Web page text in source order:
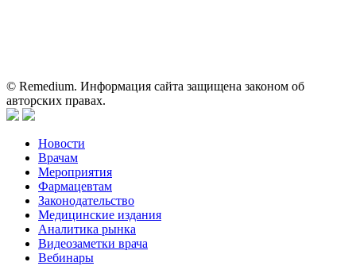
© Remedium. Информация сайта защищена законом об
авторских правах.
Новости
Врачам
Мероприятия
Фармацевтам
Законодательство
Медицинские издания
Аналитика рынка
Видеозаметки врача
Вебинары